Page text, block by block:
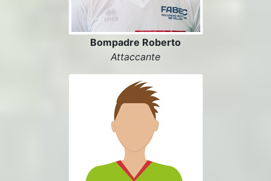
Bompadre Roberto
Attaccante